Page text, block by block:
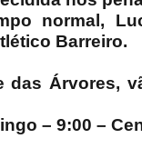
normal,
Barreiro.
das Árvores,
– 9:00 –